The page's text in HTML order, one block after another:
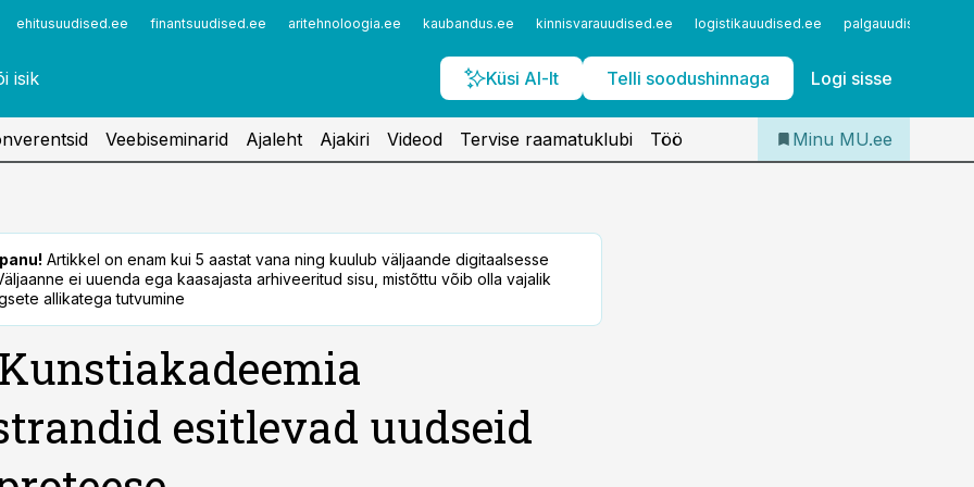
ehitusuudised.ee finantsuudised.ee aritehnoloogia.ee kaubandus.ee kinnisvarauudised.ee logistikauudised.ee palgauudised.ee
Küsi AI-lt Telli soodushinnaga Logi sisse
Iseteenindus
Telli Meditsiiniuudised
Veebiseminarid Ajaleht Ajakiri Videod Tervise raamatuklubi Töö Minu MU.ee
Artikkel on enam kui 5 aastat vana ning kuulub väljaande digitaalsesse
ei uuenda ega kaasajasta arhiveeritud sisu, mistõttu võib olla vajalik
allikatega tutvumine
esitlevad uudseid